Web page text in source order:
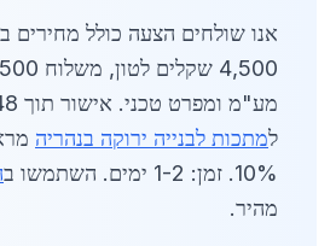
אנו שולחים הצעה כולל מחירים
למתכות לבנייה ירוקה בנהריה
10%. זמן: 1-2 ימים. השתמשו ב
מהיר.